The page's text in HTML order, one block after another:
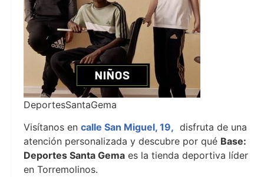
DeportesSantaGema
Visítanos en calle San Miguel, 19, disfruta de una
atención personalizada y descubre por qué Base:
Deportes Santa Gema es la tienda deportiva líder
en Torremolinos.